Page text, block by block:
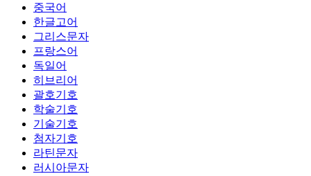
중국어
한글고어
그리스문자
프랑스어
독일어
히브리어
괄호기호
학술기호
기술기호
첨자기호
라틴문자
러시아문자